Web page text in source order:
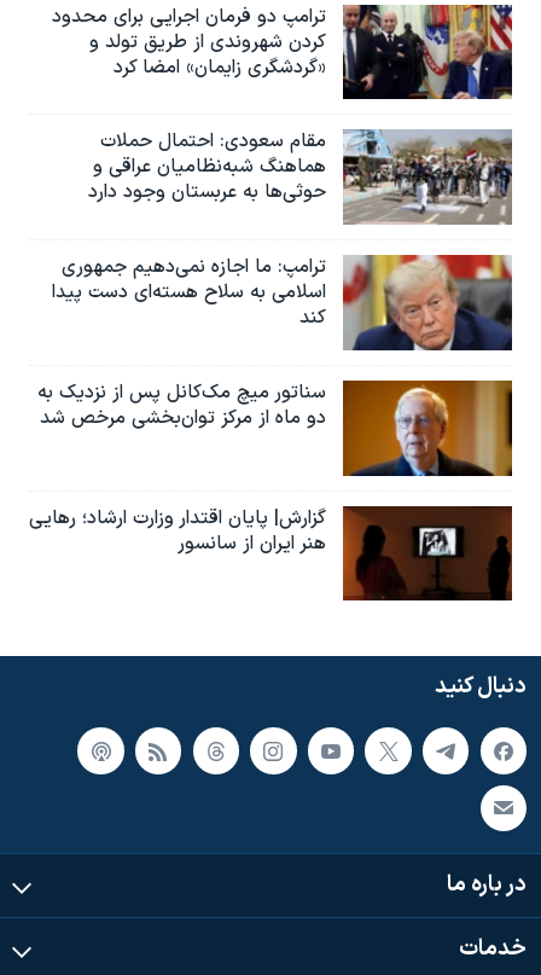
ترامپ دو فرمان اجرایی برای محدود
کردن شهروندی از طریق تولد و
«گردشگری زایمان» امضا کرد
مقام سعودی: احتمال حملات
هماهنگ شبه‌نظامیان عراقی و
حوثی‌ها به عربستان وجود دارد
ترامپ: ما اجازه نمی‌دهیم جمهوری
اسلامی به سلاح هسته‌ای دست پیدا
کند
سناتور میچ مک‌کانل پس از نزدیک به
دو ماه از مرکز توان‌بخشی مرخص شد
گزارش| پایان اقتدار وزارت ارشاد؛ رهایی
هنر ایران از سانسور
دنبال کنید
در باره ما
خدمات